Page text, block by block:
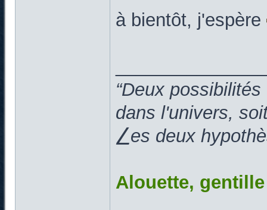
à bientôt, j'espère
“Deux
dans l'univers,
⎳es deux
Alouette,